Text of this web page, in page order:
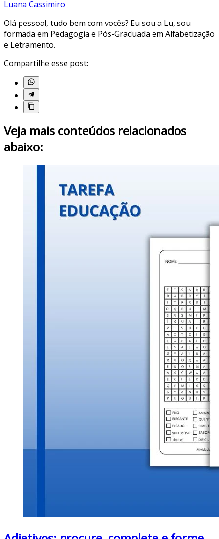
Luana Cassimiro
Olá pessoal, tudo bem com vocês? Eu sou a Lu, sou
formada em Pedagogia e Pós-Graduada em Alfabetização
e Letramento.
Compartilhe esse post:
Veja mais conteúdos relacionados
abaixo: